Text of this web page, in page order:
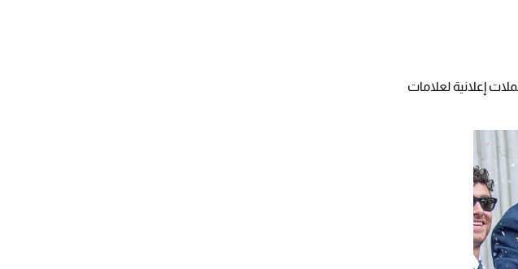
إعلانية لعلامات